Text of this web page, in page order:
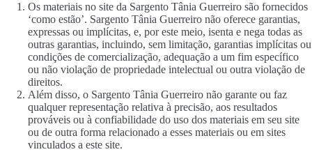
Os materiais no site da Sargento Tânia Guerreiro são fornecidos
‘como estão’. Sargento Tânia Guerreiro não oferece garantias,
expressas ou implícitas, e, por este meio, isenta e nega todas as
outras garantias, incluindo, sem limitação, garantias implícitas ou
condições de comercialização, adequação a um fim específico
ou não violação de propriedade intelectual ou outra violação de
direitos.
Além disso, o Sargento Tânia Guerreiro não garante ou faz
qualquer representação relativa à precisão, aos resultados
prováveis ​​ou à confiabilidade do uso dos materiais em seu site
ou de outra forma relacionado a esses materiais ou em sites
vinculados a este site.